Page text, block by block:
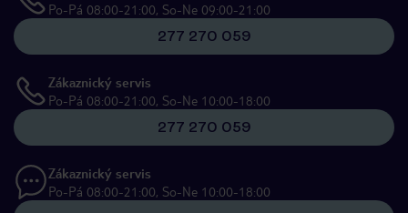
Po-Pá 08:00-21:00, So-Ne 09:00-21:00
277 270 059
Zákaznický servis
Po-Pá 08:00-21:00, So-Ne 10:00-18:00
277 270 059
Zákaznický servis
Po-Pá 08:00-21:00, So-Ne 10:00-18:00